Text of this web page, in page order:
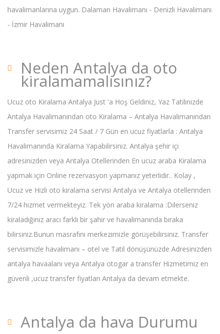
havalimanlarına uygun. Dalaman Havalimanı - Denizli Havalimanı
- İzmir Havalimanı
Neden Antalya da oto
kiralamamalısınız?
Ucuz oto Kiralama Antalya Just 'a Hoş Geldiniz, Yaz Tatilinizde
Antalya Havalimanından oto Kiralama – Antalya Havalimanından
Transfer servisimiz 24 Saat / 7 Gün en ucuz fiyatlarla : Antalya
Havalimanında Kiralama Yapabilirsiniz. Antalya şehir içi
adresinizden veya Antalya Otellerinden En ucuz araba Kiralama
yapmak için Online rezervasyon yapmanız yeterlidir.. Kolay ,
Ucuz ve Hizli oto kiralama servisi Antalya ve Antalya otellerinden
7/24 hizmet vermekteyiz. Tek yön araba kiralama :Dilerseniz
kiraladığınız aracı farklı bir şahir ve havalimanında bıraka
bilirsiniz.Bunun masrafını merkezimizle görüşebilirsiniz. Transfer
servisimizle havalimanı – otel ve Tatil dönüşünüzde Adresinizden
antalya havaalanı veya Antalya otogar a transfer Hizmetimiz en
güvenli ,ucuz transfer fiyatları Antalya da devam etmekte.
Antalya da hava Durumu